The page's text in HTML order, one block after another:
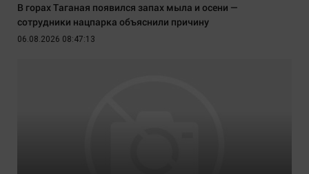
В горах Таганая появился запах мыла и осени —
сотрудники нацпарка объяснили причину
06.08.2026 08:47:13